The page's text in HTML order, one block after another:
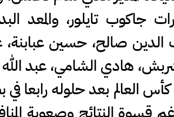
جاكوب تايلور، والمعد
الدين صالح، حسين
هادي الشامي، عبد
العالم بعد حلوله رابعا